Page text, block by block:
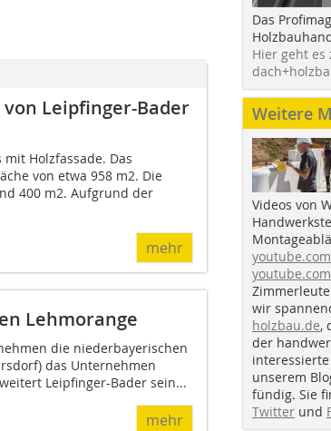
Leipfinger-Bader
Holzfassade. Das
von etwa 958 m2. Die
400 m2. Aufgrund der
mehr
Lehmorange
die niederbayerischen
das Unternehmen
Leipfinger-Bader sein...
mehr
Das
Hier geht
Weitere
Videos von
wir
holzbau.de,
der
unserem
fündig. Sie
Twitter und